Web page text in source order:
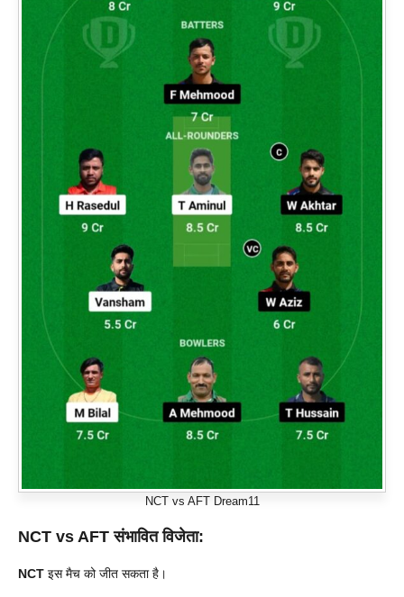
NCT vs AFT Dream11
NCT vs AFT संभावित विजेता:
NCT इस मैच को जीत सकता है।